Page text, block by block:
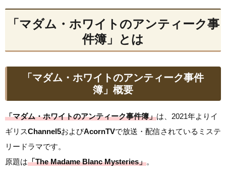
「マダム・ホワイトのアンティーク事
件簿」とは
「マダム・ホワイトのアンティーク事件
簿」概要
「マダム・ホワイトのアンティーク事件簿」は、2021年よりイ
ギリスChannel5およびAcornTVで放送・配信されているミステ
リードラマです。
原題は「The Madame Blanc Mysteries」。